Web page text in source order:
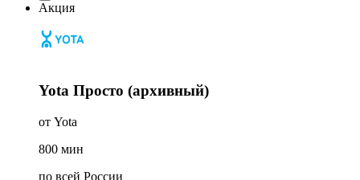
Акция
Yota Просто (архивный)
от Yota
800 мин
по всей России